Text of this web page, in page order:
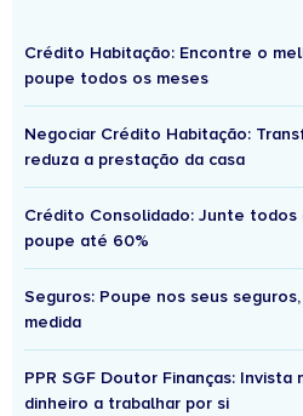
Crédito Habitação: Encontre o
poupe todos os meses
Negociar Crédito Habitação:
reduza a prestação da casa
Crédito Consolidado: Junte todos
poupe até 60%
Seguros: Poupe nos seus
medida
PPR SGF Doutor Finanças: Invista
dinheiro a trabalhar por si